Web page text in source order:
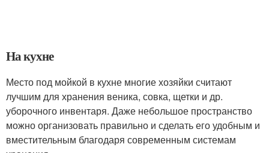
На кухне
Место под мойкой в кухне многие хозяйки считают
лучшим для хранения веника, совка, щетки и др.
уборочного инвентаря. Даже небольшое пространство
можно организовать правильно и сделать его удобным и
вместительным благодаря современным системам